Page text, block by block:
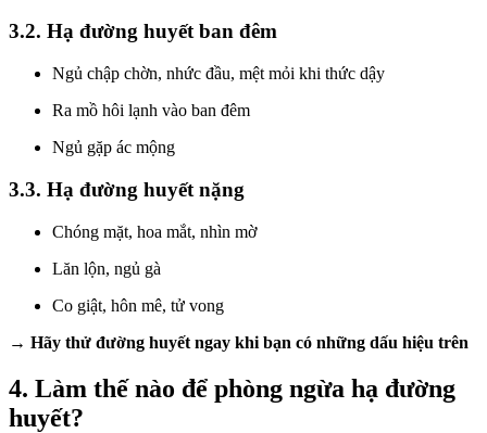
3.2. Hạ đường huyết ban đêm
Ngủ chập chờn, nhức đầu, mệt mỏi khi thức dậy
Ra mồ hôi lạnh vào ban đêm
Ngủ gặp ác mộng
3.3. Hạ đường huyết nặng
Chóng mặt, hoa mắt, nhìn mờ
Lăn lộn, ngủ gà
Co giật, hôn mê, tử vong
→ Hãy thử đường huyết ngay khi bạn có những dấu hiệu trên
4. Làm thế nào để phòng ngừa hạ đường
huyết?